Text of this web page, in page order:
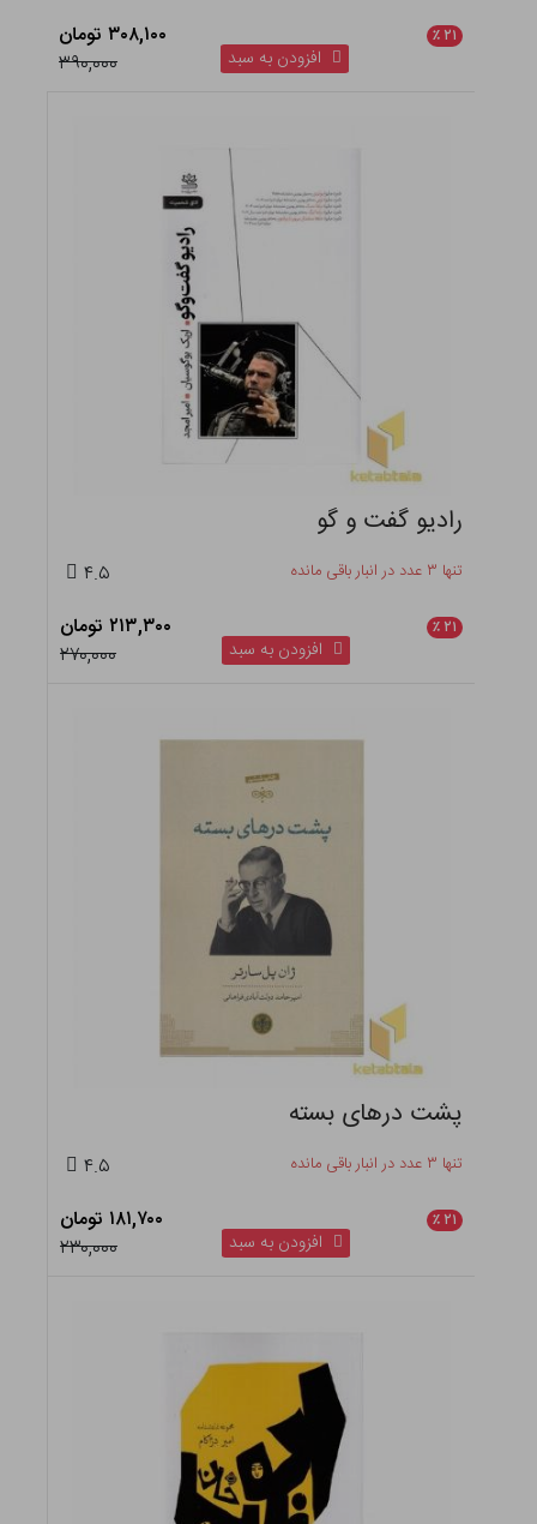
۲۱ ٪
۳۰۸,۱۰۰ تومان
۳۹۰,۰۰۰
افزودن به سبد
رادیو گفت و گو
تنها ۳ عدد در انبار باقی مانده ۴.۵
۲۱ ٪
۲۱۳,۳۰۰ تومان
۲۷۰,۰۰۰
افزودن به سبد
پشت درهای بسته
تنها ۳ عدد در انبار باقی مانده ۴.۵
۲۱ ٪
۱۸۱,۷۰۰ تومان
۲۳۰,۰۰۰
افزودن به سبد